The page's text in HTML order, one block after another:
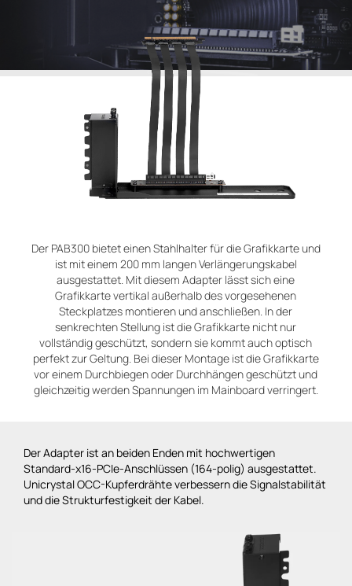
Der PAB300 bietet einen Stahlhalter für die Grafikkarte und
ist mit einem 200 mm langen Verlängerungskabel
ausgestattet. Mit diesem Adapter lässt sich eine
Grafikkarte vertikal außerhalb des vorgesehenen
Steckplatzes montieren und anschließen. In der
senkrechten Stellung ist die Grafikkarte nicht nur
vollständig geschützt, sondern sie kommt auch optisch
perfekt zur Geltung. Bei dieser Montage ist die Grafikkarte
vor einem Durchbiegen oder Durchhängen geschützt und
gleichzeitig werden Spannungen im Mainboard verringert.
Der Adapter ist an beiden Enden mit hochwertigen
Standard-x16-PCIe-Anschlüssen (164-polig) ausgestattet.
Unicrystal OCC-Kupferdrähte verbessern die Signalstabilität
und die Strukturfestigkeit der Kabel.